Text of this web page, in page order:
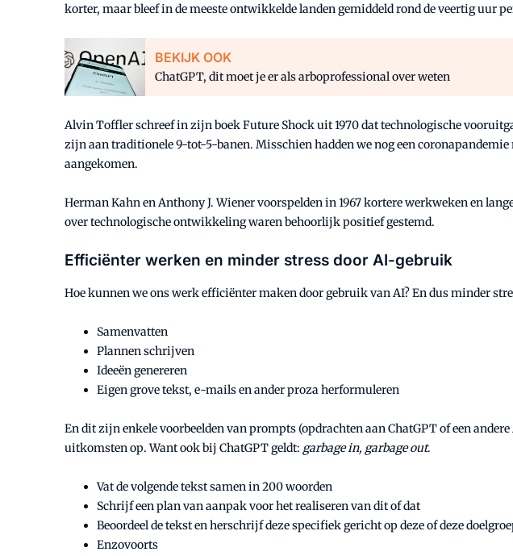
korter, maar bleef in de meeste ontwikkelde landen gemiddeld rond de veertig uur
BEKIJK OOK
ChatGPT, dit moet je er als arboprofessional over weten
Alvin Toffler schreef in zijn boek Future Shock uit 1970 dat technologische
zijn aan traditionele 9-tot-5-banen. Misschien hadden we nog een
aangekomen.
Herman Kahn en Anthony J. Wiener voorspelden in 1967 kortere werkweken en
over technologische ontwikkeling waren behoorlijk positief gestemd.
Efficiënter werken en minder stress door AI-gebruik
Hoe kunnen we ons werk efficiënter maken door gebruik van AI? En dus minder
Samenvatten
Plannen schrijven
Ideeën genereren
Eigen grove tekst, e-mails en ander proza herformuleren
En dit zijn enkele voorbeelden van prompts (opdrachten aan ChatGPT of een
uitkomsten op. Want ook bij ChatGPT geldt: garbage in, garbage out.
Vat de volgende tekst samen in 200 woorden
Schrijf een plan van aanpak voor het realiseren van dit of dat
Beoordeel de tekst en herschrijf deze specifiek gericht op deze of deze
Enzovoorts